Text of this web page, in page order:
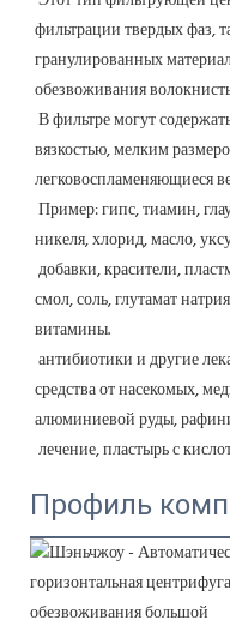
фильтрации твердых фаз,
гранулированных
обезвоживания
вязкостью, мелким
легковоспламеняющиеся
никеля, хлорид, масло,
смол, соль, глутамат
витамины.
средства от насекомых,
алюминиевой руды,
лечение, пластырь с
Профиль